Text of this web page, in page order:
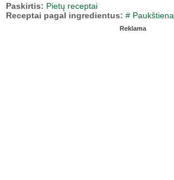
Paskirtis: Pietų receptai
Receptai pagal ingredientus: # Paukštiena
Reklama